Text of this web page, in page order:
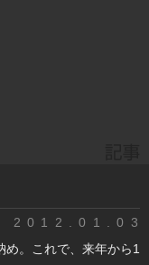
2012.01.03
。これで、来年から1